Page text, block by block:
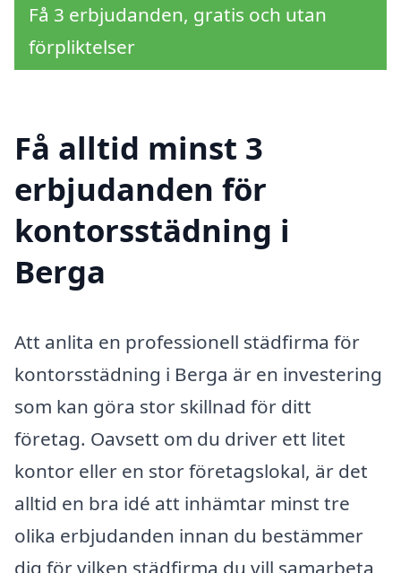
Få 3 erbjudanden, gratis och utan
förpliktelser
Få alltid minst 3
erbjudanden för
kontorsstädning i
Berga
Att anlita en professionell städfirma för
kontorsstädning i Berga är en investering
som kan göra stor skillnad för ditt
företag. Oavsett om du driver ett litet
kontor eller en stor företagslokal, är det
alltid en bra idé att inhämtar minst tre
olika erbjudanden innan du bestämmer
dig för vilken städfirma du vill samarbeta